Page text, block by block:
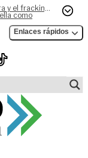
y el fracking,
como
Enlaces rápidos